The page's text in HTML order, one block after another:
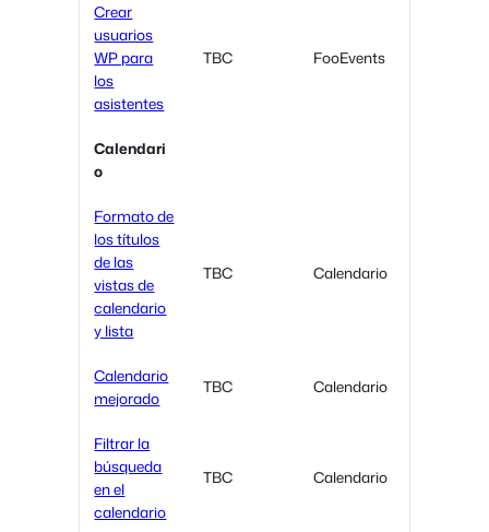
Crear
usuarios
WP para
los
asistentes
TBC FooEvents
Calendari
o
Formato de
los títulos
de las
vistas de
calendario
y lista
TBC Calendario
Calendario
mejorado
TBC Calendario
Filtrar la
búsqueda
en el
calendario
TBC Calendario